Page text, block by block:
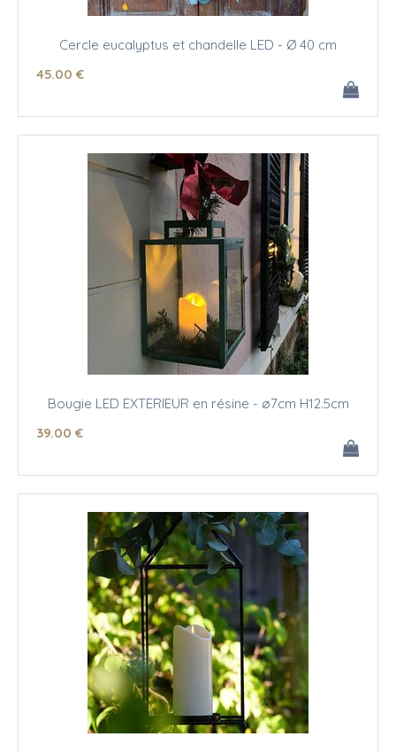
Cercle eucalyptus et chandelle LED - Ø 40 cm
45.00 €
Bougie LED EXTERIEUR en résine - ø7cm H12.5cm
39.00 €